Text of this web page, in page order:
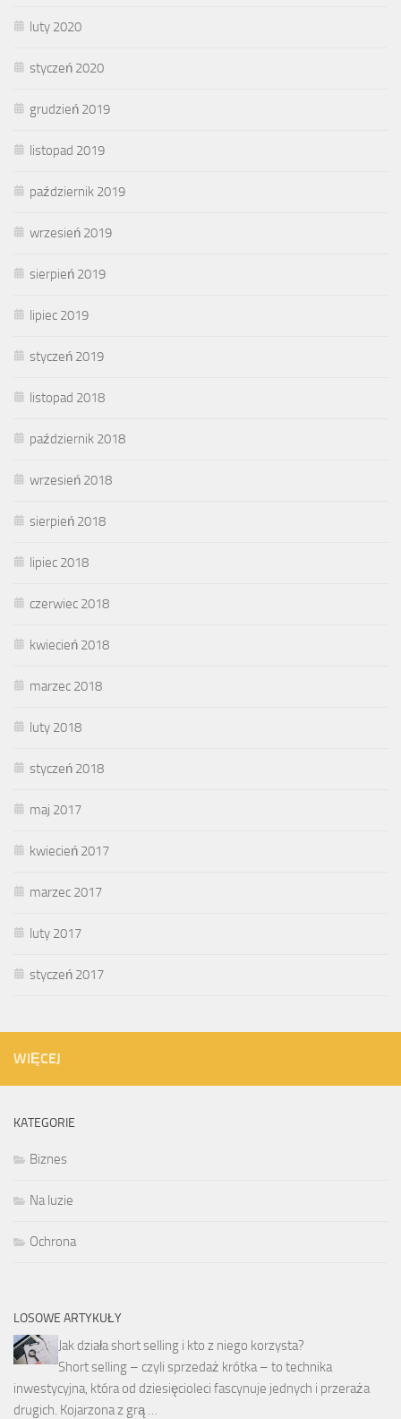
luty 2020
styczeń 2020
grudzień 2019
listopad 2019
październik 2019
wrzesień 2019
sierpień 2019
lipiec 2019
styczeń 2019
listopad 2018
październik 2018
wrzesień 2018
sierpień 2018
lipiec 2018
czerwiec 2018
kwiecień 2018
marzec 2018
luty 2018
styczeń 2018
maj 2017
kwiecień 2017
marzec 2017
luty 2017
styczeń 2017
WIĘCEJ
KATEGORIE
Biznes
Na luzie
Ochrona
LOSOWE ARTYKUŁY
Jak działa short selling i kto z niego korzysta?
Short selling – czyli sprzedaż krótka – to technika
inwestycyjna, która od dziesięcioleci fascynuje jednych i przeraża
drugich. Kojarzona z grą …